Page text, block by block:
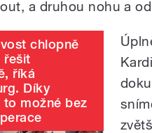
a druhou nohu a
chlopně
řešit
říká
Díky
možné bez